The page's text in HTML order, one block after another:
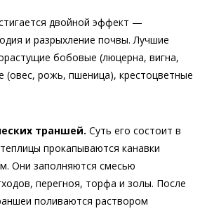
двойной эффект —
и разрыхление почвы. Лучшие
бобовые (люцерна, вигна,
(овес, рожь, пшеница), крестоцветные
траншей. Суть его состоит в
прокапываются канавки
Они заполняются смесью
перегноя, торфа и золы. После
поливаются раствором